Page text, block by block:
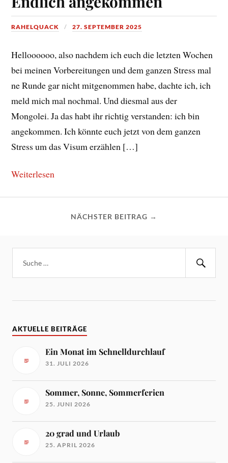
RAHELQUACK 27. SEPTEMBER 2025
Helloooooo, also nachdem ich euch die letzten Wochen
bei meinen Vorbereitungen und dem ganzen Stress mal
ne Runde gar nicht mitgenommen habe, dachte ich, ich
meld mich mal nochmal. Und diesmal aus der
Mongolei. Ja das habt ihr richtig verstanden: ich bin
angekommen. Ich könnte euch jetzt von dem ganzen
Stress um das Visum erzählen […]
Weiterlesen
NÄCHSTER BEITRAG →
AKTUELLE BEITRÄGE
Ein Monat im Schnelldurchlauf
31. JULI 2026
Sommer, Sonne, Sommerferien
25. JUNI 2026
20 grad und Urlaub
25. APRIL 2026